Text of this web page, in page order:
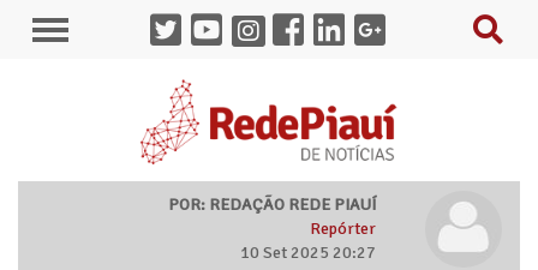
POR: REDAÇÃO REDE PIAUÍ
Repórter
10 Set 2025 20:27